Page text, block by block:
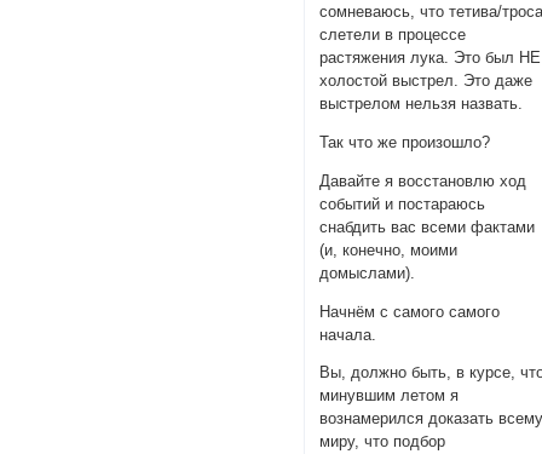
сомневаюсь, что тетива/
слетели в процессе
растяжения лука. Это был НЕ
холостой выстрел. Это даже
выстрелом нельзя назвать.
Так что же произошло?
Давайте я восстановлю ход
событий и постараюсь
снабдить вас всеми фактами
(и, конечно, моими
домыслами).
Начнём с самого самого
начала.
Вы, должно быть, в курсе,
минувшим летом я
вознамерился доказать
миру, что подбор